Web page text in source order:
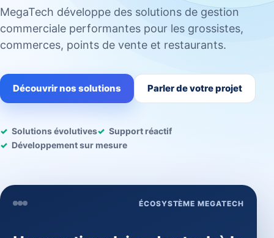
MegaTech développe des solutions de gestion
commerciale performantes pour les grossistes,
commerces, points de vente et restaurants.
Découvrir nos solutions Parler de votre projet
Solutions évolutives
Support réactif
Développement sur mesure
ÉCOSYSTÈME MEGATECH